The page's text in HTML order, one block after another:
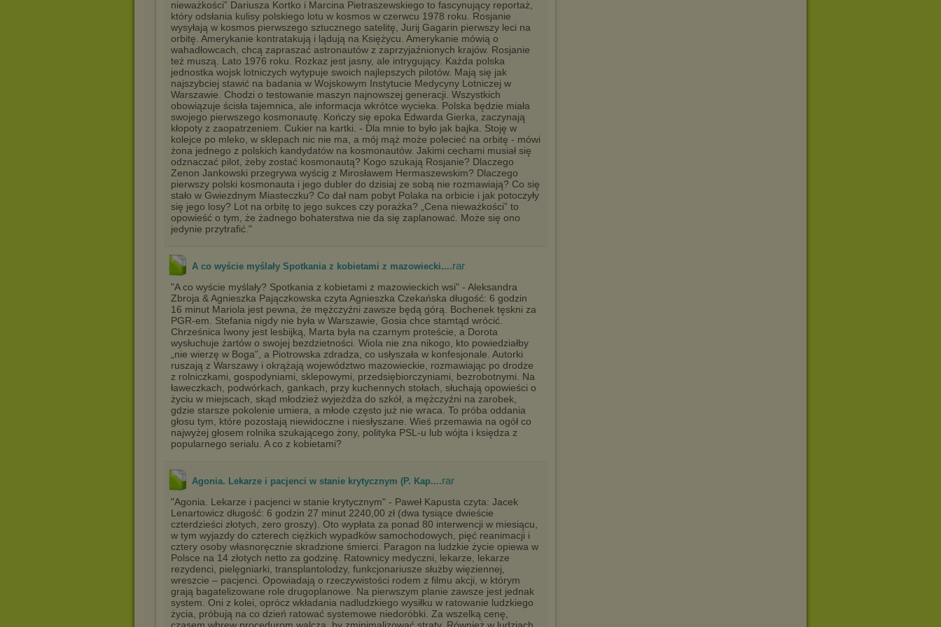
nieważkości” Dariusza Kortko i Marcina Pietraszewskiego to fascynujący reportaż,
który odsłania kulisy polskiego lotu w kosmos w czerwcu 1978 roku. Rosjanie
wysyłają w kosmos pierwszego sztucznego satelitę, Jurij Gagarin pierwszy leci na
orbitę. Amerykanie kontratakują i lądują na Księżycu. Amerykanie mówią o
wahadłowcach, chcą zapraszać astronautów z zaprzyjaźnionych krajów. Rosjanie
też muszą. Lato 1976 roku. Rozkaz jest jasny, ale intrygujący. Każda polska
jednostka wojsk lotniczych wytypuje swoich najlepszych pilotów. Mają się jak
najszybciej stawić na badania w Wojskowym Instytucie Medycyny Lotniczej w
Warszawie. Chodzi o testowanie maszyn najnowszej generacji. Wszystkich
obowiązuje ścisła tajemnica, ale informacja wkrótce wycieka. Polska będzie miała
swojego pierwszego kosmonautę. Kończy się epoka Edwarda Gierka, zaczynają
kłopoty z zaopatrzeniem. Cukier na kartki. - Dla mnie to było jak bajka. Stoję w
kolejce po mleko, w sklepach nic nie ma, a mój mąż może polecieć na orbitę - mówi
żona jednego z polskich kandydatów na kosmonautów. Jakimi cechami musiał się
odznaczać pilot, żeby zostać kosmonautą? Kogo szukają Rosjanie? Dlaczego
Zenon Jankowski przegrywa wyścig z Mirosławem Hermaszewskim? Dlaczego
pierwszy polski kosmonauta i jego dubler do dzisiaj ze sobą nie rozmawiają? Co się
stało w Gwiezdnym Miasteczku? Co dał nam pobyt Polaka na orbicie i jak potoczyły
się jego losy? Lot na orbitę to jego sukces czy porażka? „Cena nieważkości” to
opowieść o tym, że żadnego bohaterstwa nie da się zaplanować. Może się ono
jedynie przytrafić."
A co wyście myślały Spotkania z kobietami z mazowiecki....rar
"A co wyście myślały? Spotkania z kobietami z mazowieckich wsi" - Aleksandra
Zbroja & Agnieszka Pajączkowska czyta Agnieszka Czekańska długość: 6 godzin
16 minut Mariola jest pewna, że mężczyźni zawsze będą górą. Bochenek tęskni za
PGR-em. Stefania nigdy nie była w Warszawie, Gosia chce stamtąd wrócić.
Chrześnica Iwony jest lesbijką, Marta była na czarnym proteście, a Dorota
wysłuchuje żartów o swojej bezdzietności. Wiola nie zna nikogo, kto powiedziałby
„nie wierzę w Boga”, a Piotrowska zdradza, co usłyszała w konfesjonale. Autorki
ruszają z Warszawy i okrążają województwo mazowieckie, rozmawiając po drodze
z rolniczkami, gospodyniami, sklepowymi, przedsiębiorczyniami, bezrobotnymi. Na
ławeczkach, podwórkach, gankach, przy kuchennych stołach, słuchają opowieści o
życiu w miejscach, skąd młodzież wyjeżdża do szkół, a mężczyźni na zarobek,
gdzie starsze pokolenie umiera, a młode często już nie wraca. To próba oddania
głosu tym, które pozostają niewidoczne i niesłyszane. Wieś przemawia na ogół co
najwyżej głosem rolnika szukającego żony, polityka PSL-u lub wójta i księdza z
popularnego serialu. A co z kobietami?
Agonia. Lekarze i pacjenci w stanie krytycznym (P. Kap....rar
"Agonia. Lekarze i pacjenci w stanie krytycznym" - Paweł Kapusta czyta: Jacek
Lenartowicz długość: 6 godzin 27 minut 2240,00 zł (dwa tysiące dwieście
czterdzieści złotych, zero groszy). Oto wypłata za ponad 80 interwencji w miesiącu,
w tym wyjazdy do czterech ciężkich wypadków samochodowych, pięć reanimacji i
cztery osoby własnoręcznie skradzione śmierci. Paragon na ludzkie życie opiewa w
Polsce na 14 złotych netto za godzinę. Ratownicy medyczni, lekarze, lekarze
rezydenci, pielęgniarki, transplantolodzy, funkcjonariusze służby więziennej,
wreszcie – pacjenci. Opowiadają o rzeczywistości rodem z filmu akcji, w którym
grają bagatelizowane role drugoplanowe. Na pierwszym planie zawsze jest jednak
system. Oni z kolei, oprócz wkładania nadludzkiego wysiłku w ratowanie ludzkiego
życia, próbują na co dzień ratować systemowe niedoróbki. Za wszelką cenę,